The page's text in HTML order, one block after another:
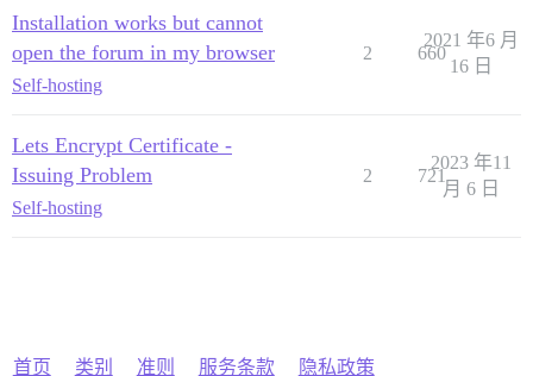
Installation works but cannot
open the forum in my browser
Self-hosting
2 660
2021 年6 月
16 日
Lets Encrypt Certificate -
Issuing Problem
Self-hosting
2 721
2023 年11
月 6 日
首页 类别 准则 服务条款 隐私政策